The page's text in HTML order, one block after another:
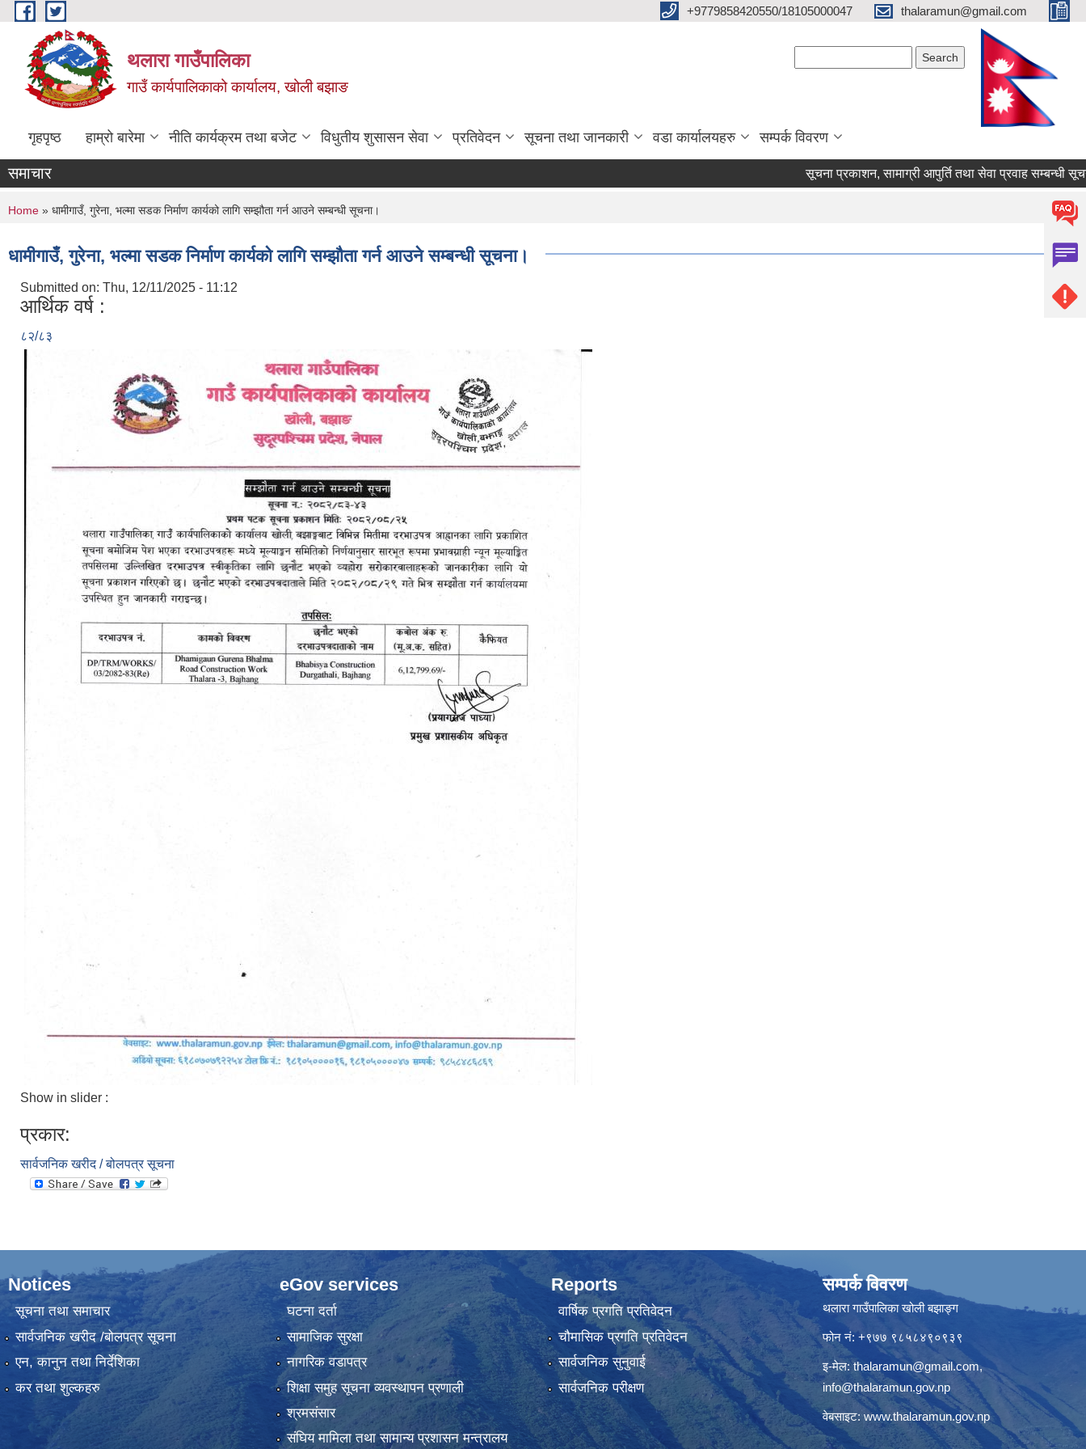
Skip to main content +9779858420550/18105000047 thalaramun@gmail.com
थलारा गाउँपालिका
गाउँ कार्यपालिकाको कार्यालय, खोली बझाङ
गृहपृष्ठ हाम्रो बारेमा नीति कार्यक्रम तथा बजेट विधुतीय शुसासन सेवा प्रतिवेदन सूचना तथा जानकारी वडा कार्यालयहरु सम्पर्क विवरण
समाचार सूचना प्रकाशन, सामाग्री आपुर्ति तथा सेवा प्रवाह सम्बन्धी सूचना।
You are here
Home » धामीगाउँ, गुरेना, भल्मा सडक निर्माण कार्यको लागि सम्झौता गर्न आउने सम्बन्धी सूचना।
धामीगाउँ, गुरेना, भल्मा सडक निर्माण कार्यको लागि सम्झौता गर्न आउने सम्बन्धी सूचना।
Submitted on: Thu, 12/11/2025 - 11:12
आर्थिक वर्ष :
८२/८३
Show in slider :
प्रकार:
सार्वजनिक खरीद / बोलपत्र सूचना
Notices
सूचना तथा समाचार
सार्वजनिक खरीद /बोलपत्र सूचना
एन, कानुन तथा निर्देशिका
कर तथा शुल्कहरु
eGov services
घटना दर्ता
सामाजिक सुरक्षा
नागरिक वडापत्र
शिक्षा समुह सूचना व्यवस्थापन प्रणाली
श्रमसंसार
संघिय मामिला तथा सामान्य प्रशासन मन्त्रालय
Reports
वार्षिक प्रगति प्रतिवेदन
चौमासिक प्रगति प्रतिवेदन
सार्वजनिक सुनुवाई
सार्वजनिक परीक्षण
सम्पर्क विवरण
थलारा गाउँपालिका खोली बझाङ्ग
फोन नं: +९७७ ९८५८४९०९३९
इ-मेल:thalaramun@gmail.com,
info@thalaramun.gov.np
वेबसाइट: www.thalaramun.gov.np